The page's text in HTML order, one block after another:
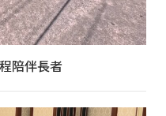
陪伴長者